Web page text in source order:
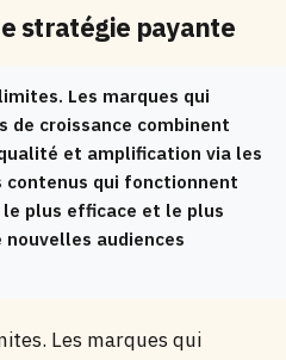
stratégie payante
Les marques qui
de croissance combinent
et amplification via les
contenus qui fonctionnent
plus efficace et le plus
audiences
Les marques qui